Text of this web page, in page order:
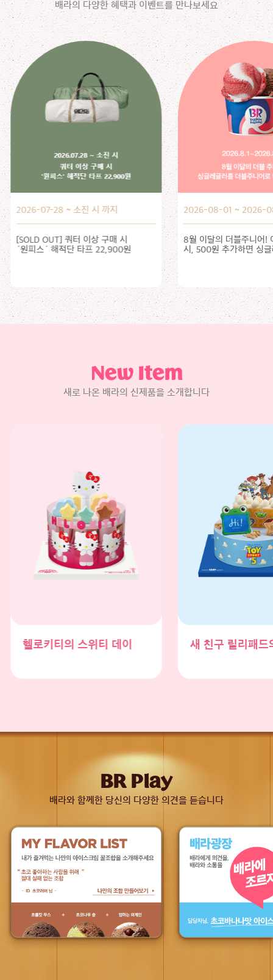
배라의 다양한 혜택과 이벤트를 만나보세요
2026-08-01 ~ 2026-08-31
8월 이달의 더블주니어! 이달의 맛 선택
시, 500원 추가하면 싱글레귤러를
2026-08-01 ~ 2026-
8월 이달의 맛, 인스타그
올려주세요!
New Item
새로 나온 배라의 신제품을 소개합니다
새 친구 릴리패드의 등장! 토이스토리5 프
BR Play
배라와 함께한 당신의 다양한 의견을 듣습니다